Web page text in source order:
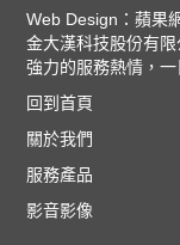
Web Design：蘋果
金大漢科技股份有
強力的服務熱情，
回到首頁
關於我們
服務產品
影音影像